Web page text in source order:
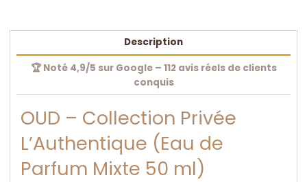
Description
🏆 Noté 4,9/5 sur Google – 112 avis réels de clients
conquis
OUD – Collection Privée
L’Authentique (Eau de
Parfum Mixte 50 ml)